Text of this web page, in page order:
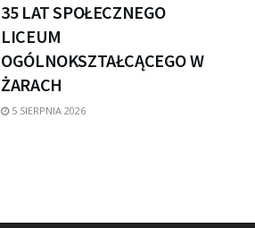
35 LAT SPOŁECZNEGO
LICEUM
OGÓLNOKSZTAŁCĄCEGO W
ŻARACH
5 SIERPNIA 2026